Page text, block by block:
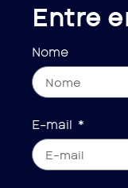
Entre
Nome
E-mail